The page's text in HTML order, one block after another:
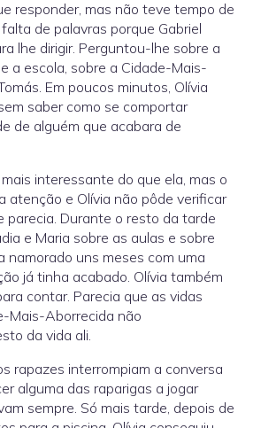
responder, mas não teve tempo de
de palavras porque Gabriel
lhe dirigir. Perguntou-lhe sobre a
a escola, sobre a Cidade-Mais-
Em poucos minutos, Olívia
saber como se comportar
de alguém que acabara de
interessante do que ela, mas o
atenção e Olívia não pôde verificar
parecia. Durante o resto da tarde
e Maria sobre as aulas e sobre
namorado uns meses com uma
já tinha acabado. Olívia também
contar. Parecia que as vidas
Mais-Aborrecida não
da vida ali.
rapazes interrompiam a conversa
alguma das raparigas a jogar
sempre. Só mais tarde, depois de